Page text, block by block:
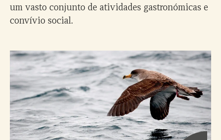
um vasto conjunto de atividades gastronómicas e
convívio social.